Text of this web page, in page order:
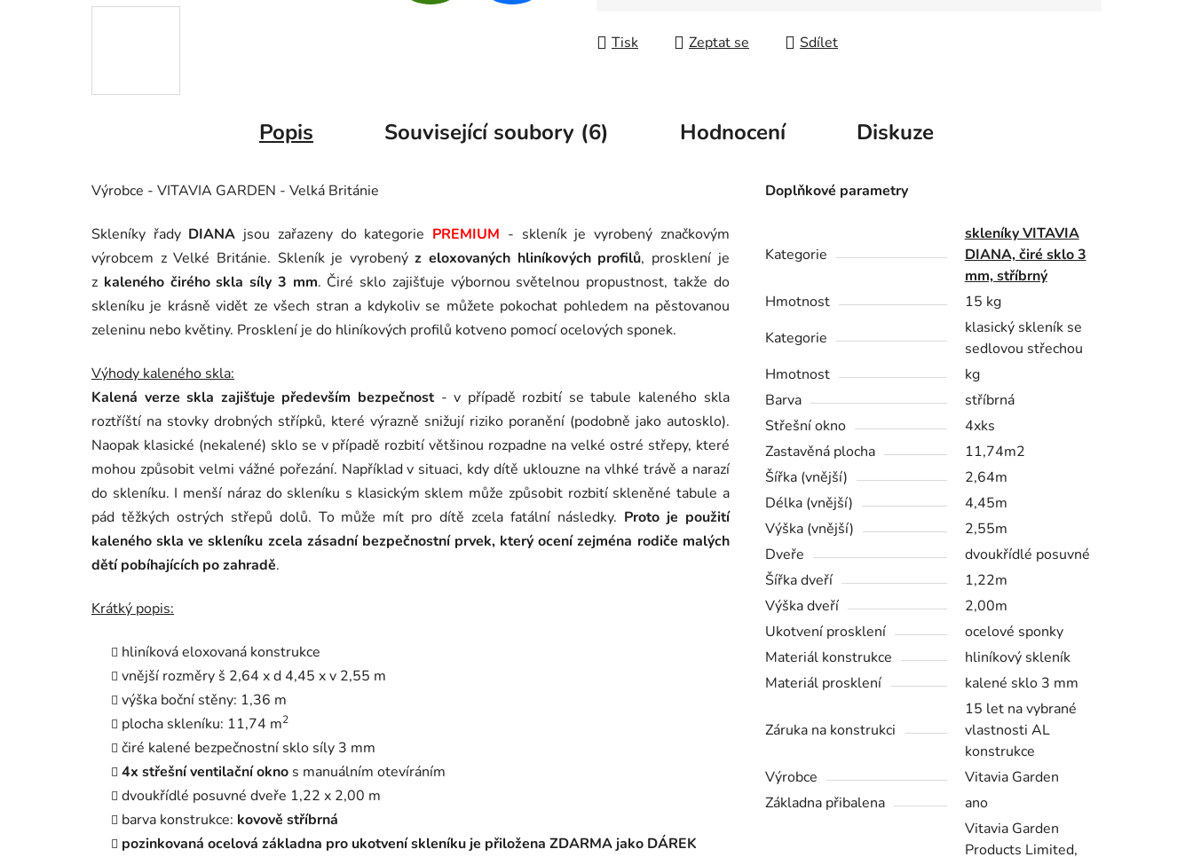
Tisk Zeptat se Sdílet
Popis Související soubory (6) Hodnocení Diskuze
Výrobce - VITAVIA GARDEN - Velká Británie
Skleníky řady DIANA jsou zařazeny do kategorie PREMIUM - skleník je vyrobený značkovým
výrobcem z Velké Británie. Skleník je vyrobenýz eloxovaných hliníkových profilů, prosklení je
z kaleného čirého skla síly 3 mm. Čiré sklo zajišťuje výbornou světelnou propustnost, takže do
skleníku je krásně vidět ze všech stran a kdykoliv se můžete pokochat pohledem na pěstovanou
zeleninu nebo květiny. Prosklení je do hliníkových profilů kotveno pomocí ocelových sponek.
Výhody kaleného skla:
Kalená verze skla zajišťuje především bezpečnost- v případě rozbití se tabule kaleného skla
roztříští na stovky drobných střípků, které výrazně snižují riziko poranění (podobně jako autosklo).
Naopak klasické (nekalené) sklo se v případě rozbití většinou rozpadne na velké ostré střepy, které
mohou způsobit velmi vážné pořezání. Například v situaci, kdy dítě uklouzne na vlhké trávě a narazí
do skleníku. I menší náraz do skleníku s klasickým sklem může způsobit rozbití skleněné tabule a
pád těžkých ostrých střepů dolů. To může mít pro dítě zcela fatální následky. Proto je použití
kaleného skla ve skleníku zcela zásadní bezpečnostní prvek, který ocení zejména rodiče malých
dětí pobíhajících po zahradě.
Krátký popis:
hliníková eloxovaná konstrukce
vnější rozměry š 2,64 x d 4,45 x v 2,55 m
výška boční stěny: 1,36 m
plocha skleníku: 11,74 m2
čiré kalené bezpečnostní sklo síly 3 mm
4x střešní ventilační okno s manuálním otevíráním
dvoukřídlé posuvné dveře 1,22 x 2,00 m
barva konstrukce: kovově stříbrná
pozinkovaná ocelová základna pro ukotvení skleníku je přiložena ZDARMA jako DÁREK
Doplňkové parametry
Kategorie
skleníky VITAVIA
DIANA, čiré sklo 3
mm, stříbrný
Hmotnost
15 kg
Kategorie
klasický skleník se
sedlovou střechou
Hmotnost
kg
Barva
stříbrná
Střešní okno
4xks
Zastavěná plocha
11,74m2
Šířka (vnější)
2,64m
Délka (vnější)
4,45m
Výška (vnější)
2,55m
Dveře
dvoukřídlé posuvné
Šířka dveří
1,22m
Výška dveří
2,00m
Ukotvení prosklení
ocelové sponky
Materiál konstrukce
hliníkový skleník
Materiál prosklení
kalené sklo 3 mm
Záruka na konstrukci
15 let na vybrané
vlastnosti AL
konstrukce
Výrobce
Vitavia Garden
Základna přibalena
ano
Vitavia Garden
Products Limited,